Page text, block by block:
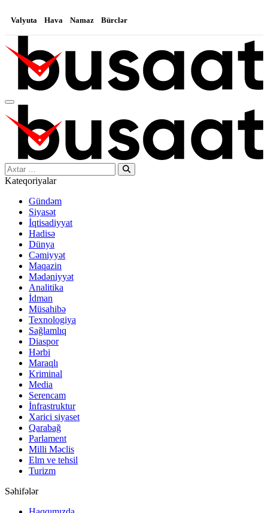
Valyuta Hava Namaz Bürclər
Search…
Kateqoriyalar
Gündəm
Siyasət
İqtisadiyyat
Hadisə
Dünya
Cəmiyyət
Maqazin
Mədəniyyət
Analitika
İdman
Müsahibə
Texnologiya
Sağlamlıq
Diaspor
Hərbi
Maraqlı
Kriminal
Media
Serencam
İnfrastruktur
Xarici siyaset
Qarabağ
Parlament
Milli Məclis
Elm ve tehsil
Turizm
Səhifələr